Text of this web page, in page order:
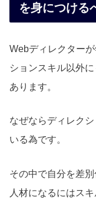
を身につける
Webディレクター
ションスキル以外
あります。
なぜならディレク
いる為です。
その中で自分を差
人材になるにはス